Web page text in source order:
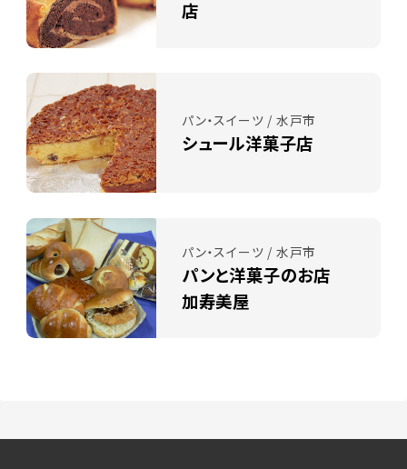
店
パン・スイーツ / 水戸市
シュール洋菓子店
パン・スイーツ / 水戸市
パンと洋菓子のお店
加寿美屋